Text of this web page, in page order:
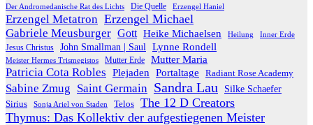
Der Andromedanische Rat des Lichts Die Quelle Erzengel Haniel
Erzengel Metatron Erzengel Michael
Gabriele Meusburger Gott Heike Michaelsen Heilung Inner Erde
Jesus Christus John Smallman | Saul Lynne Rondell
Meister Hermes Trismegistos Mutter Erde Mutter Maria
Patricia Cota Robles Plejaden Portaltage Radiant Rose Academy
Sabine Zmug Saint Germain Sandra Lau Silke Schaefer
Sirius Sonja Ariel von Staden Telos The 12 D Creators
Thymus: Das Kollektiv der aufgestiegenen Meister